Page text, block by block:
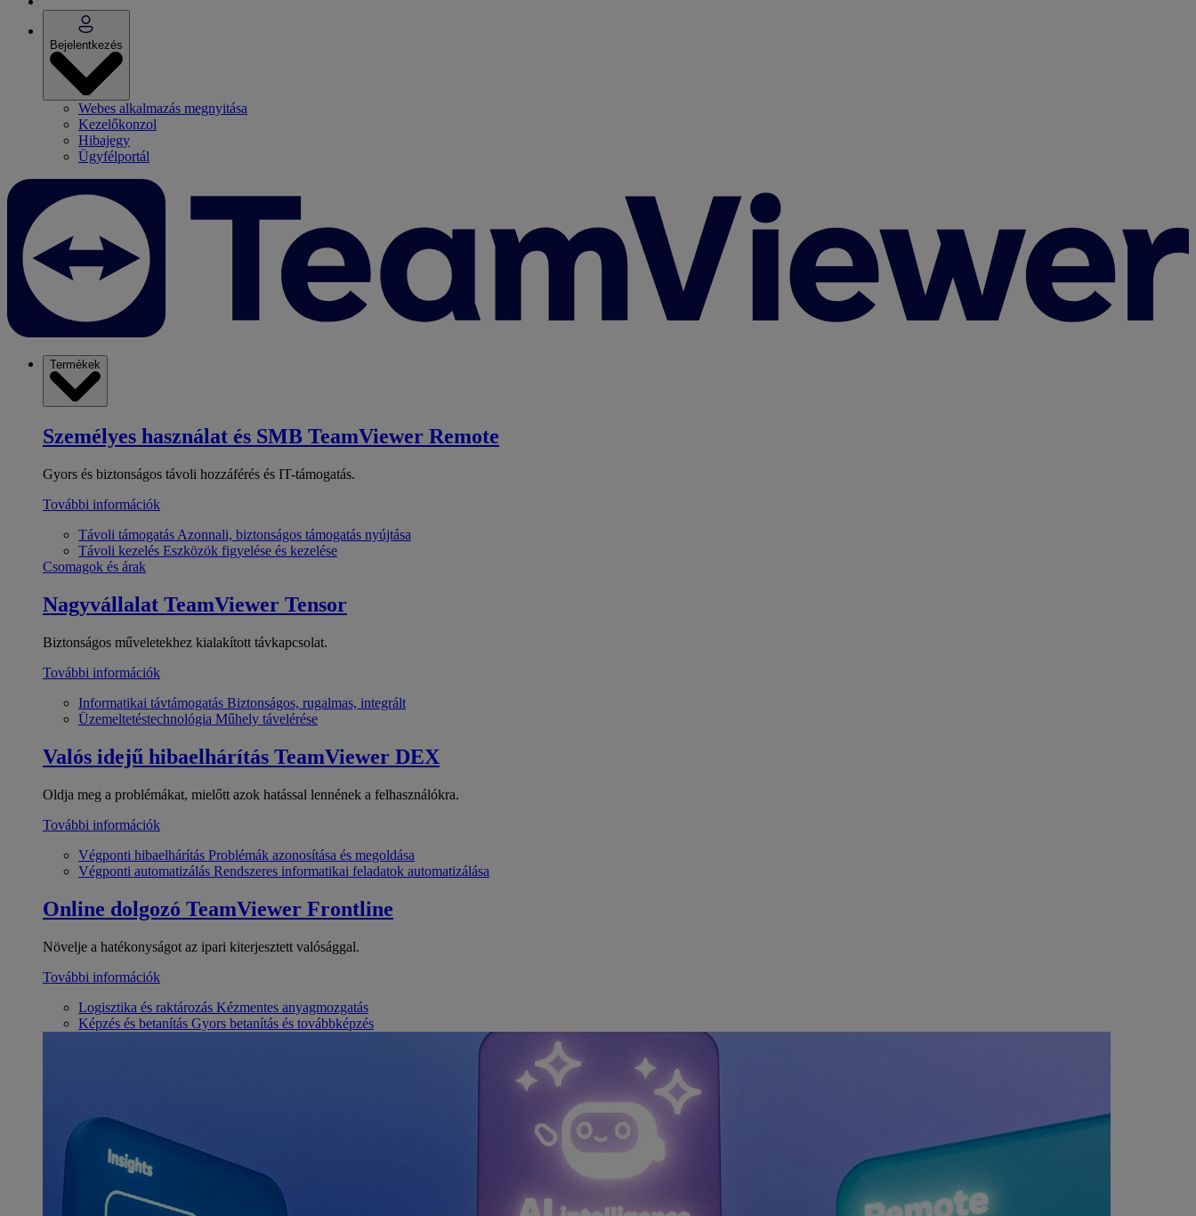
Bejelentkezés
Webes alkalmazás megnyitása
Kezelőkonzol
Hibajegy
Ügyfélportál
Termékek
Személyes használat és SMB TeamViewer Remote
Gyors és biztonságos távoli hozzáférés és IT-támogatás.
További információk
Távoli támogatás Azonnali, biztonságos támogatás nyújtása
Távoli kezelés Eszközök figyelése és kezelése
Csomagok és árak
Nagyvállalat TeamViewer Tensor
Biztonságos műveletekhez kialakított távkapcsolat.
További információk
Informatikai távtámogatás Biztonságos, rugalmas, integrált
Üzemeltetéstechnológia Műhely távelérése
Valós idejű hibaelhárítás TeamViewer DEX
Oldja meg a problémákat, mielőtt azok hatással lennének a felhasználókra.
További információk
Végponti hibaelhárítás Problémák azonosítása és megoldása
Végponti automatizálás Rendszeres informatikai feladatok automatizálása
Online dolgozó TeamViewer Frontline
Növelje a hatékonyságot az ipari kiterjesztett valósággal.
További információk
Logisztika és raktározás Kézmentes anyagmozgatás
Képzés és betanítás Gyors betanítás és továbbképzés